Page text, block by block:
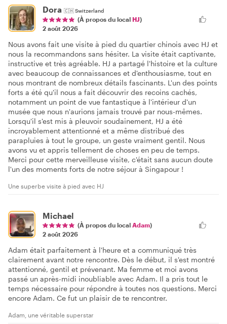
Dora 🇨🇭Switzerland
(À propos du local HJ)
2 août 2026
Nous avons fait une visite à pied du quartier chinois avec HJ et
nous la recommandons sans hésiter. La visite était captivante,
instructive et très agréable. HJ a partagé l'histoire et la culture
avec beaucoup de connaissances et d'enthousiasme, tout en
nous montrant de nombreux détails fascinants. L'un des points
forts a été qu'il nous a fait découvrir des recoins cachés,
notamment un point de vue fantastique à l'intérieur d'un
musée que nous n'aurions jamais trouvé par nous-mêmes.
Lorsqu'il s'est mis à pleuvoir soudainement, HJ a été
incroyablement attentionné et a même distribué des
parapluies à tout le groupe, un geste vraiment gentil. Nous
avons vu et appris tellement de choses en peu de temps.
Merci pour cette merveilleuse visite, c'était sans aucun doute
l'un des moments forts de notre séjour à Singapour !
Une superbe visite à pied avec HJ
Michael
(À propos du local Adam)
2 août 2026
Adam était parfaitement à l'heure et a communiqué très
clairement avant notre rencontre. Dès le début, il s'est montré
attentionné, gentil et prévenant. Ma femme et moi avons
passé un après-midi inoubliable avec Adam. Il a pris tout le
temps nécessaire pour répondre à toutes nos questions. Merci
encore Adam. Ce fut un plaisir de te rencontrer.
Adam, une véritable superstar